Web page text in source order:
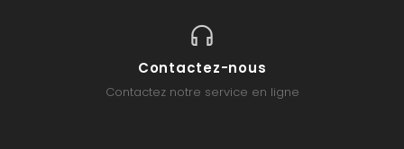
Contactez-nous
Contactez notre service en ligne